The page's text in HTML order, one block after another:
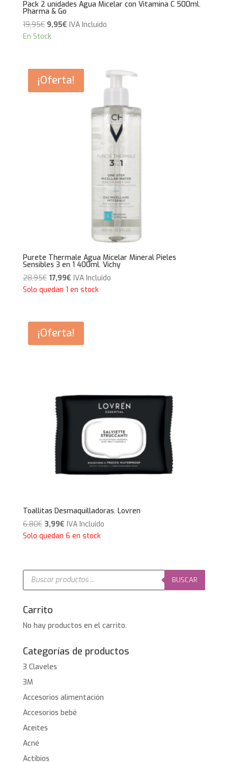
Pack 2 unidades Agua Micelar con Vitamina C 500ml.
Pharma & Go
19,95€ El
precio
19,95€.
9,95€El
9,95€.
IVA Incluido
En Stock
¡Oferta!
Purete Thermale Agua Micelar Mineral Pieles
Sensibles 3 en 1 400ml. Vichy
28,95€ El
precio
28,95€.
17,99€El
precio
17,99€.
IVA Incluido
Solo quedan 1 en stock
¡Oferta!
Toallitas Desmaquilladoras. Lovren
6,80€ El
precio
6,80€.
3,99€El
precio
3,99€.
IVA Incluido
Solo quedan 6 en stock
Búsqueda
productos
BUSCAR
Carrito
No hay productos en el carrito.
Categorías de productos
3 Claveles
3M
Accesorios alimentación
Accesorios bebé
Aceites
Acné
Actibios